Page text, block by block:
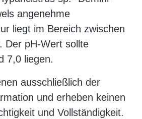
angenehme
liegt im Bereich zwischen
Der pH-Wert sollte
7,0 liegen.
ausschließlich der
und erheben keinen
und Vollständigkeit.